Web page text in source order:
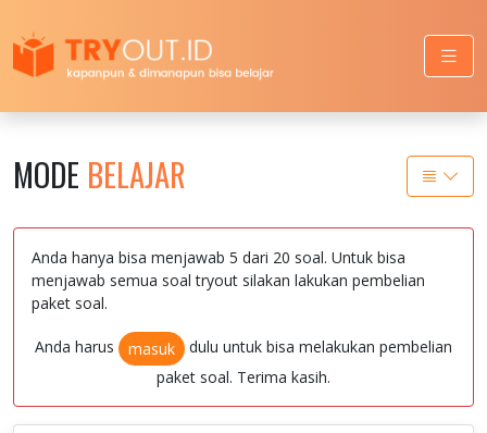
MODE BELAJAR
Anda hanya bisa menjawab 5 dari 20 soal. Untuk bisa
menjawab semua soal tryout silakan lakukan pembelian
paket soal.
Anda harus masuk
dulu untuk bisa melakukan pembelian
paket soal. Terima kasih.